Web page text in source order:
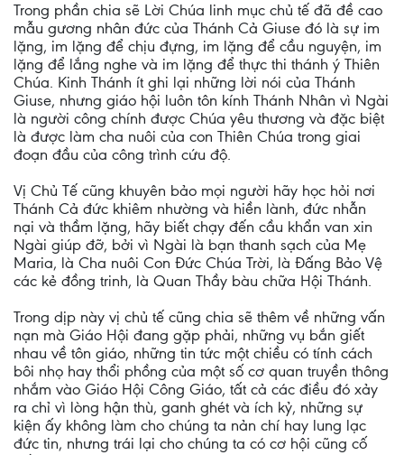
Trong phần chia sẽ Lời Chúa linh mục chủ tế đã đề cao
mẫu gương nhân đức của Thánh Cả Giuse đó là sự im
lặng, im lặng để chịu đựng, im lặng để cầu nguyện, im
lặng để lắng nghe và im lặng để thực thi thánh ý Thiên
Chúa. Kinh Thánh ít ghi lại những lời nói của Thánh
Giuse, nhưng giáo hội luôn tôn kính Thánh Nhân vì Ngài
là người công chính được Chúa yêu thương và đặc biệt
là được làm cha nuôi của con Thiên Chúa trong giai
đoạn đầu của công trình cứu độ.
Vị Chủ Tế cũng khuyên bảo mọi người hãy học hỏi nơi
Thánh Cả đức khiêm nhường và hiền lành, đức nhẫn
nại và thầm lặng, hãy biết chạy đến cầu khẩn van xin
Ngài giúp đỡ, bởi vì Ngài là bạn thanh sạch của Mẹ
Maria, là Cha nuôi Con Đức Chúa Trời, là Đấng Bảo Vệ
các kẻ đồng trinh, là Quan Thầy bàu chữa Hội Thánh.
Trong dịp này vị chủ tế cũng chia sẽ thêm về những vấn
nạn mà Giáo Hội đang gặp phải, những vụ bắn giết
nhau về tôn giáo, những tin tức một chiều có tính cách
bôi nhọ hay thổi phồng của một số cơ quan truyền thông
nhắm vào Giáo Hội Công Giáo, tất cả các điều đó xảy
ra chỉ vì lòng hận thù, ganh ghét và ích kỷ, những sự
kiện ấy không làm cho chúng ta nản chí hay lung lạc
đức tin, nhưng trái lại cho chúng ta có cơ hội cũng cố